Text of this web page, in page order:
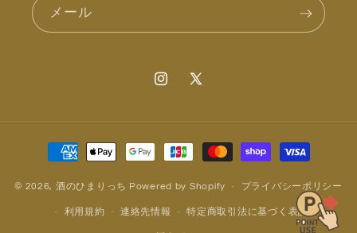
メール
Instagram
X
決
済
方
© 2026, 酒のひまりっち Powered by Shopify プライバシーポリシー
利用規約 連絡先情報 特定商取引法に基づく表記